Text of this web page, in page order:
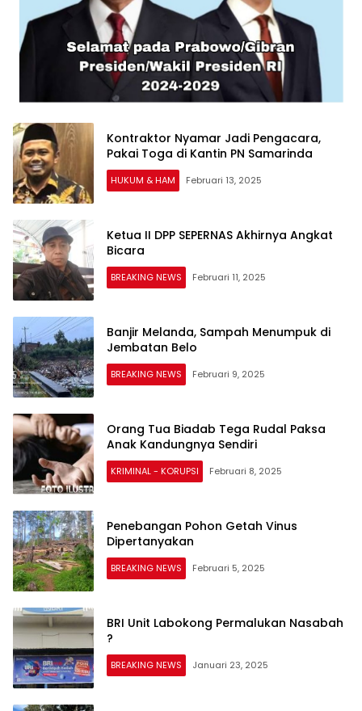
Kontraktor Nyamar Jadi Pengacara,
Pakai Toga di Kantin PN Samarinda
HUKUM & HAM Februari 13, 2025
Ketua II DPP SEPERNAS Akhirnya Angkat
Bicara
BREAKING NEWS Februari 11, 2025
Banjir Melanda, Sampah Menumpuk di
Jembatan Belo
BREAKING NEWS Februari 9, 2025
Orang Tua Biadab Tega Rudal Paksa
Anak Kandungnya Sendiri
KRIMINAL - KORUPSI Februari 8, 2025
Penebangan Pohon Getah Vinus
Dipertanyakan
BREAKING NEWS Februari 5, 2025
BRI Unit Labokong Permalukan Nasabah
?
BREAKING NEWS Januari 23, 2025